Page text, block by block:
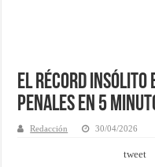
El récord insólito
penales en 5
Redacción 30/04/2026
tweet